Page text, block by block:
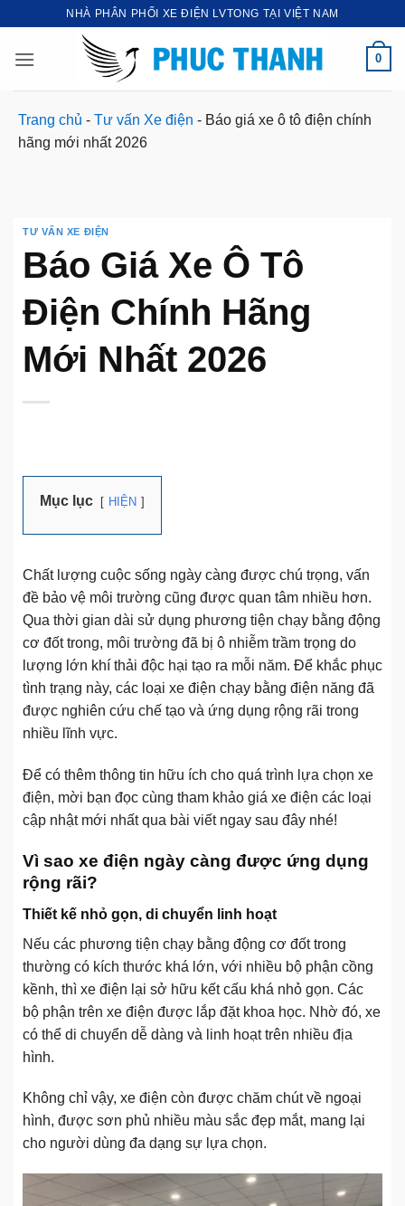
nội
NHÀ PHÂN PHỐI XE ĐIỆN LVTONG TẠI VIỆT NAM
0
Trang chủ - Tư vấn Xe điện - Báo giá xe ô tô điện chính
hãng mới nhất 2026
TƯ VẤN XE ĐIỆN
Báo Giá Xe Ô Tô
Điện Chính Hãng
Mới Nhất 2026
Mục lục HIỆN
Chất lượng cuộc sống ngày càng được chú trọng, vấn
đề bảo vệ môi trường cũng được quan tâm nhiều hơn.
Qua thời gian dài sử dụng phương tiện chạy bằng động
cơ đốt trong, môi trường đã bị ô nhiễm trầm trọng do
lượng lớn khí thải độc hại tạo ra mỗi năm. Để khắc phục
tình trạng này, các loại xe điện chạy bằng điện năng đã
được nghiên cứu chế tạo và ứng dụng rộng rãi trong
nhiều lĩnh vực.
Để có thêm thông tin hữu ích cho quá trình lựa chọn xe
điện, mời bạn đọc cùng tham khảo giá xe điện các loại
cập nhật mới nhất qua bài viết ngay sau đây nhé!
Vì sao xe điện ngày càng được ứng dụng
rộng rãi?
Thiết kế nhỏ gọn, di chuyển linh hoạt
Nếu các phương tiện chạy bằng động cơ đốt trong
thường có kích thước khá lớn, với nhiều bộ phận cồng
kềnh, thì xe điện lại sở hữu kết cấu khá nhỏ gọn. Các
bộ phận trên xe điện được lắp đặt khoa học. Nhờ đó, xe
có thể di chuyển dễ dàng và linh hoạt trên nhiều địa
hình.
Không chỉ vậy, xe điện còn được chăm chút về ngoại
hình, được sơn phủ nhiều màu sắc đẹp mắt, mang lại
cho người dùng đa dạng sự lựa chọn.